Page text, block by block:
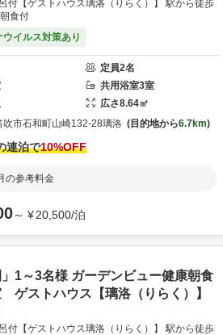
付【ゲストハウス璃洛（りらく）】 駅から徒歩
食付
イルス対策あり
定員2名
共用浴室3室
広さ8.64㎡
吹市石和町山崎132-28璃洛 目的地から6.7km
連泊で10%OFF
の参考料金
～ ¥20,500/泊
」1～3名様 ガーデンビュー健康朝食
ゲストハウス【璃洛（りらく）】
付【ゲストハウス璃洛（りらく）】 駅から徒歩